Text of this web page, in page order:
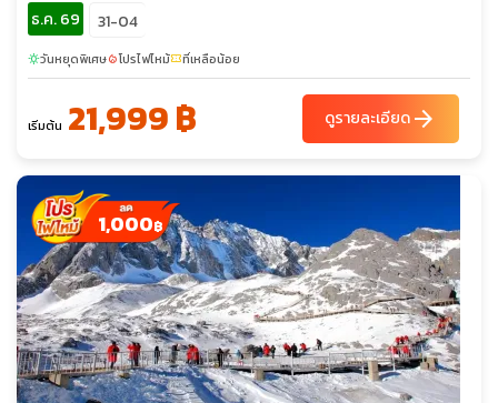
ธ.ค. 69
31-04
sunnyวันหยุดพิเศษlocal_fire_departmentโปรไฟไหม้confirmation_numberที่เหลือน้อย
เริ่มต้น 21,999 ฿ ดูรายละเอียดarrow_forward
1,000฿